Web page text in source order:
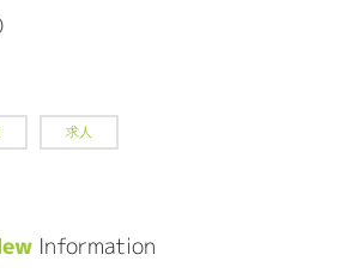
求人
Information